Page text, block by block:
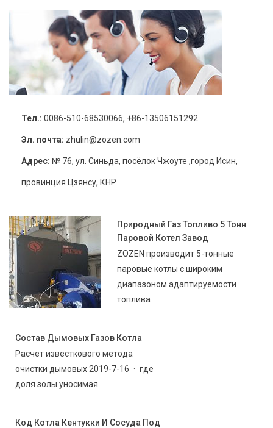
Тел.: 0086-510-68530066, +86-13506151292
Эл. почта: zhulin@zozen.com
Адрес: № 76, ул. Синьда, посёлок Чжоуте ,город Исин,
провинция Цзянсу, КНР
Природный Газ Топливо 5 Тонн
Паровой Котел Завод
ZOZEN производит 5-тонные
паровые котлы с широким
диапазоном адаптируемости
топлива
Состав Дымовых Газов Котла
Расчет известкового метода
очистки дымовых 2019-7-16 · где
доля золы уносимая
Код Котла Кентукки И Сосуда Под